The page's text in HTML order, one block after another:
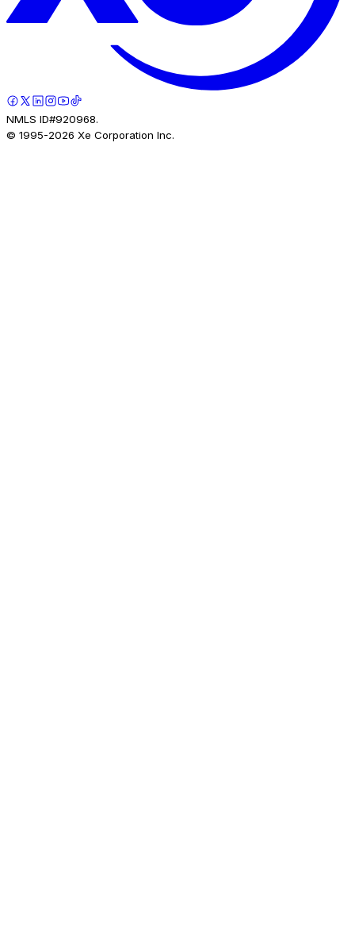
NMLS ID#920968.
© 1995-2026 Xe Corporation Inc.